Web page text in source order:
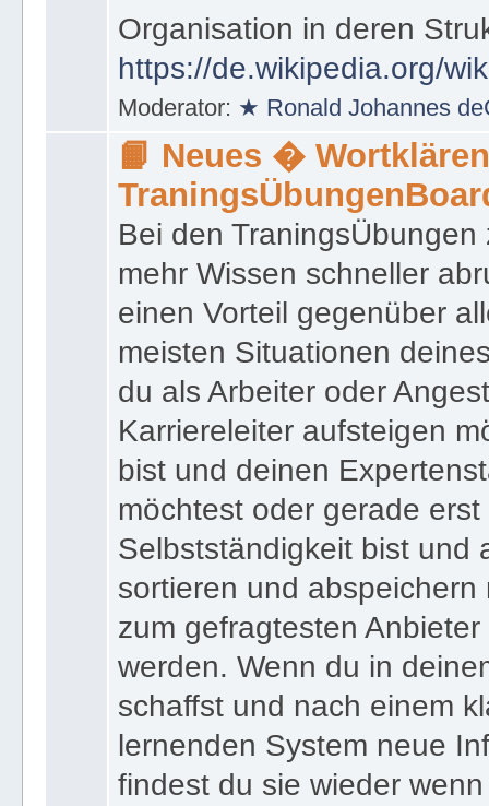
das innerhalb einer
Organisation in deren
https://de.wikipedia.org/
Moderator:★ Ronald Johannes
📙 Neues �
Bei den
mehr Wissen schneller
einen Vorteil gegenüber
meisten Situationen
du als Arbeiter oder
Karriereleiter aufsteigen
bist und deinen
möchtest oder gerade
Selbstständigkeit bist und
sortieren und
zum gefragtesten
werden. Wenn du in
schaffst und nach einem
lernenden System neue